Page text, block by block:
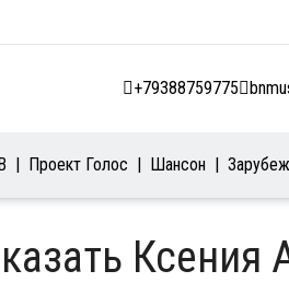
+79388759775
Проект Голос Шансон
Ксения